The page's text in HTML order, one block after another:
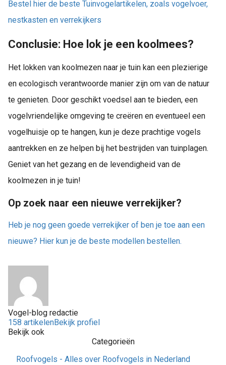
Bestel hier de beste Tuinvogelartikelen, zoals vogelvoer,
nestkasten en verrekijkers
Conclusie: Hoe lok je een koolmees?
Het lokken van koolmezen naar je tuin kan een plezierige
en ecologisch verantwoorde manier zijn om van de natuur
te genieten. Door geschikt voedsel aan te bieden, een
vogelvriendelijke omgeving te creëren en eventueel een
vogelhuisje op te hangen, kun je deze prachtige vogels
aantrekken en ze helpen bij het bestrijden van tuinplagen.
Geniet van het gezang en de levendigheid van de
koolmezen in je tuin!
Op zoek naar een nieuwe verrekijker?
Heb je nog geen goede verrekijker of ben je toe aan een
nieuwe? Hier kun je de beste modellen bestellen.
Vogel-blog redactie
158 artikelenBekijk profiel
Bekijk ook
Categorieën
Roofvogels - Alles over Roofvogels in Nederland